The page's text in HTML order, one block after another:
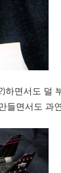
하면서도 덜
들면서도 과